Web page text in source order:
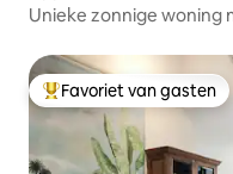
Unieke zonnige woning
Topfavoriet van gasten
Favoriet van gasten